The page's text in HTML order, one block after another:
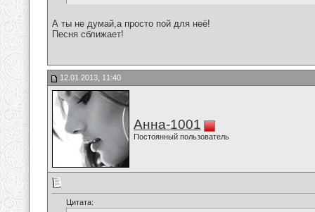
А ты не думай,а просто пой для неё!
Песня сближает!
12.01.2013, 11:40
Анна-1001
Постоянный пользователь
Цитата: